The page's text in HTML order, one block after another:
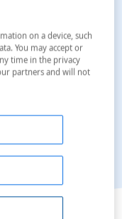
on a device, such
You may accept or
time in the privacy
partners and will not